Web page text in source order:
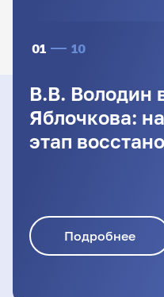
01 10
В.В. Володин
Яблочкова:
этап
Подробнее